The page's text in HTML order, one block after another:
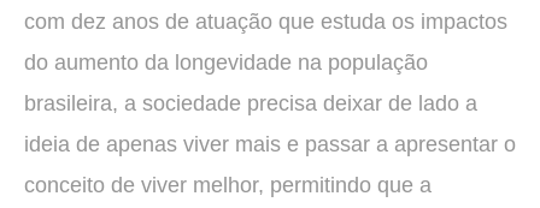
com dez anos de atuação que estuda os impactos
do aumento da longevidade na população
brasileira, a sociedade precisa deixar de lado a
ideia de apenas viver mais e passar a apresentar o
conceito de viver melhor, permitindo que a